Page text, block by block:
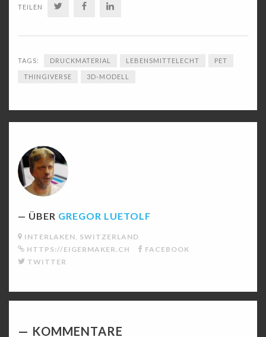
TEILEN TWITTERFACEBOOK
TAGS: DRUCKMATERIAL LEBENSMITTELECHT PET
THINGIVERSE 3D-MODELL
ÜBER GREGOR LUETOLF
INTERLAKEN, SWITZERLAND
HTTPS://EIGERMAKER.CH
FACEBOOK
TWITTER
KOMMENTARE